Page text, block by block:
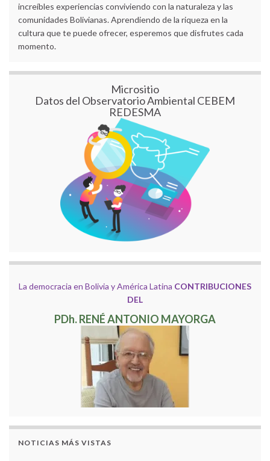
increíbles experiencias conviviendo con la naturaleza y las
comunidades Bolivianas. Aprendiendo de la riqueza en la
cultura que te puede ofrecer, esperemos que disfrutes cada
momento.
Micrositio
Datos del Observatorio Ambiental CEBEM
REDESMA
La democracia en Bolivia y América Latina CONTRIBUCIONES
DEL
PDh. RENÉ ANTONIO MAYORGA
NOTICIAS MÁS VISTAS